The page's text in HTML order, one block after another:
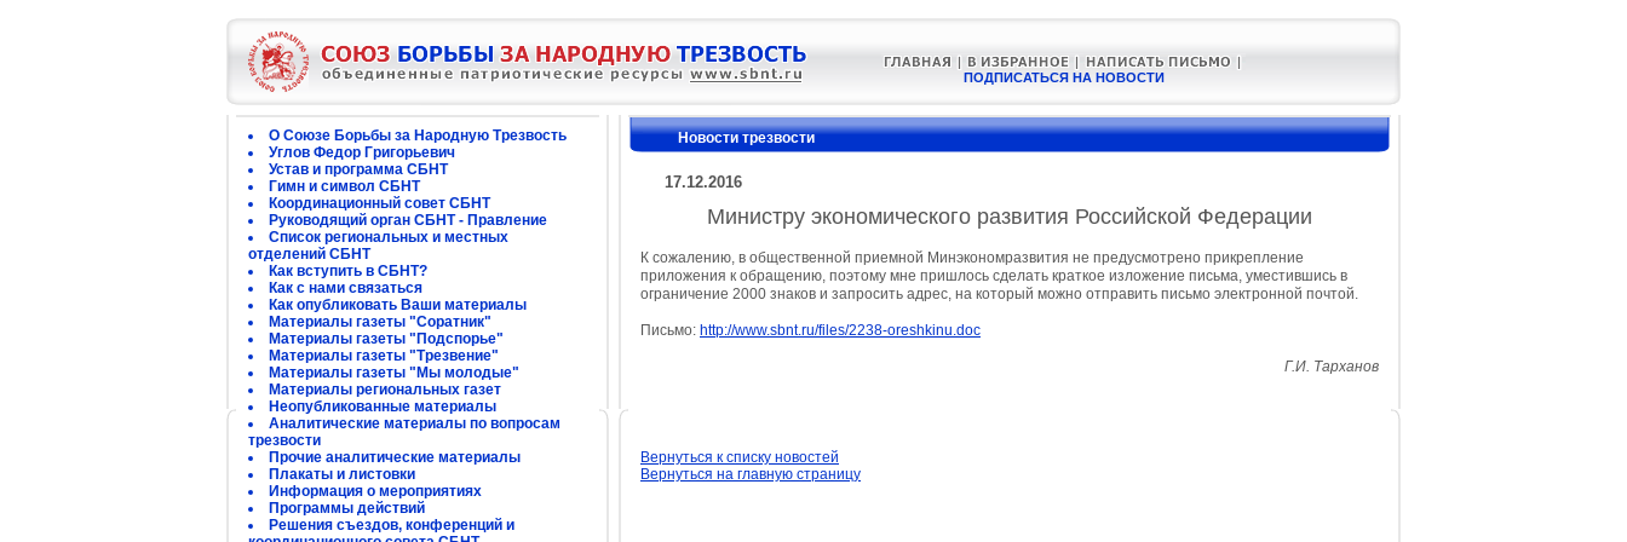
ПОДПИСАТЬСЯ НА НОВОСТИ
О Союзе Борьбы за Народную Трезвость
Углов Федор Григорьевич
Устав и программа СБНТ
Гимн и символ СБНТ
Координационный совет СБНТ
Руководящий орган СБНТ - Правление
Список региональных и местных
отделений СБНТ
Как вступить в СБНТ?
Как с нами связаться
Как опубликовать Ваши материалы
Материалы газеты "Соратник"
Материалы газеты "Подспорье"
Материалы газеты "Трезвение"
Материалы газеты "Мы молодые"
Материалы региональных газет
Неопубликованные материалы
Аналитические материалы по вопросам
трезвости
Прочие аналитические материалы
Плакаты и листовки
Информация о мероприятиях
Программы действий
Решения съездов, конференций и
Новости трезвости
17.12.2016
Министру экономического развития Российской Федерации
К сожалению, в общественной приемной Минэкономразвития не предусмотрено прикрепление
приложения к обращению, поэтому мне пришлось сделать краткое изложение письма, уместившись в
ограничение 2000 знаков и запросить адрес, на который можно отправить письмо электронной почтой.
Письмо: http://www.sbnt.ru/files/2238-oreshkinu.doc
Г.И. Тарханов
Вернуться к списку новостей
Вернуться на главную страницу